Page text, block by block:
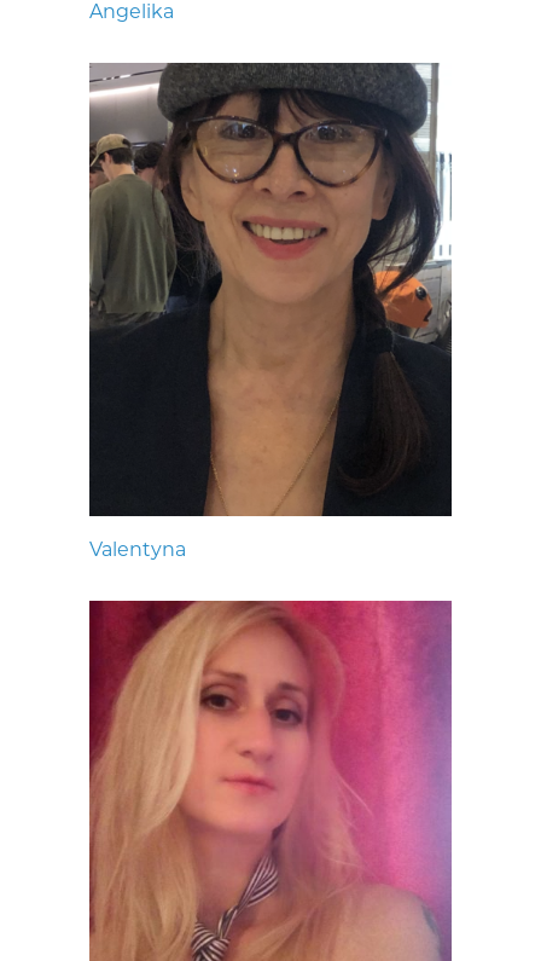
Angelika
Valentyna